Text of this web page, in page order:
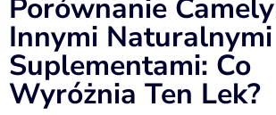
Porównanie
Innymi Naturalnymi
Suplementami: Co
Wyróżnia Ten Lek?